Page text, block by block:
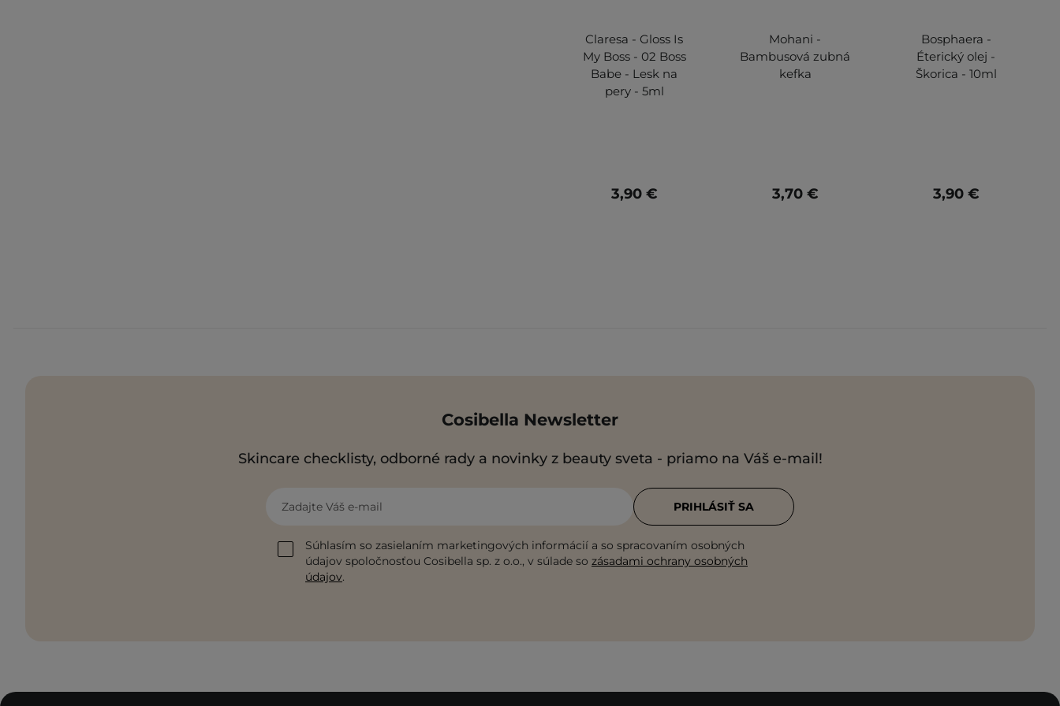
Claresa - Gloss Is
My Boss - 02 Boss
Babe - Lesk na
pery - 5ml
3,90 €
Mohani -
Bambusová zubná
kefka
3,70 €
Bosphaera -
Éterický olej -
Škorica - 10ml
3,90 €
Cosibella Newsletter
Skincare checklisty, odborné rady a novinky z beauty sveta - priamo na Váš e-mail!
Zadajte Váš e-mail
Súhlasím so zasielaním marketingových informácií a so spracovaním osobných
údajov spoločnosťou Cosibella sp. z o.o., v súlade so zásadami ochrany osobných
údajov.
PRIHLÁSIŤ SA